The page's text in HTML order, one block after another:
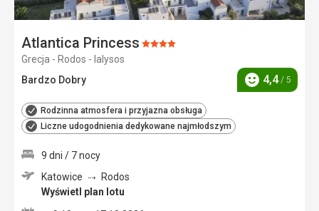
Atlantica Princess Ocena:
Grecja - Rodos - Ialysos
Bardzo Dobry
Ocena
4,4/ 5
Rodzinna atmosfera i przyjazna obsługa
Liczne udogodnienia dedykowane najmłodszym
9 dni / 7 nocy
Katowice
Rodos
Wyświetl plan lotu